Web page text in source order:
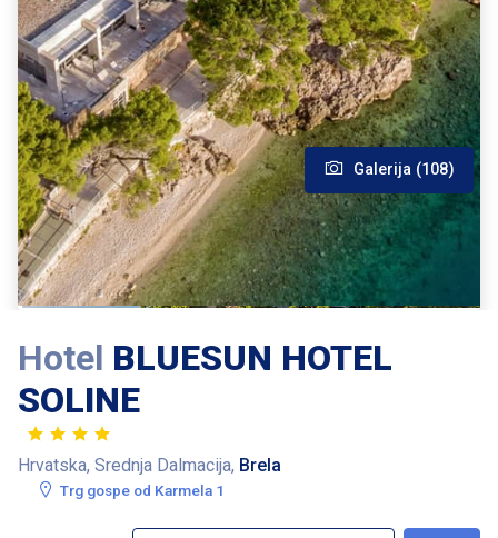
Galerija (108)
Hotel BLUESUN HOTEL
SOLINE
Hrvatska, Srednja Dalmacija, Brela
Trg gospe od Karmela 1